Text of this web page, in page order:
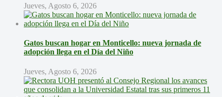
Jueves, Agosto 6, 2026
Gatos buscan hogar en Monticello: nueva jornada de
adopción llega en el Día del Niño
Jueves, Agosto 6, 2026